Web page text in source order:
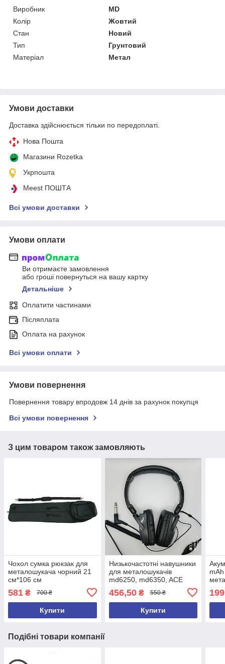
Виробник
MD
Колір
Жовтий
Стан
Новий
Тип
Грунтовий
Матеріал
Метал
Умови доставки
Доставка здійснюється тільки по передоплаті.
Нова Пошта
Магазини Rozetka
Укрпошта
Meest ПОШТА
Всі умови доставки
Умови оплати
Ви отримаєте замовлення
або гроші повернуться на вашу картку
Детальніше
Оплатити частинами
Післяплата
Оплата на рахунок
Всі умови оплати
Умови повернення
Повернення товару впродовж 14 днів за рахунок покупця
Всі умови повернення
З цим товаром також замовляють
Чохол сумка рюкзак для
металошукача чорний 21
см*106 см
581 ₴ 700 ₴
Купити
Низькочастотні навушники
для металошукачів
md6250, md6350, ACE
ACE350, GARRET 2026 рік
456,50₴ 550 ₴
Купити
Подібні товари компанії